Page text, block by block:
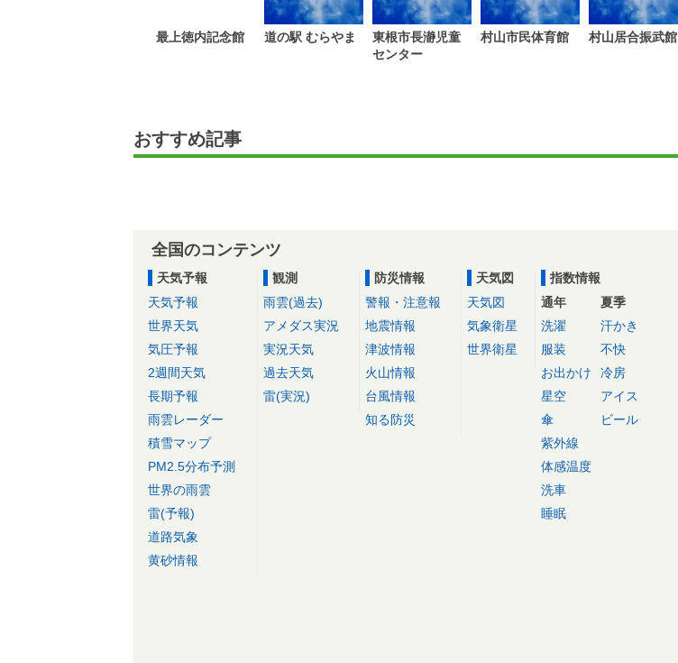
最上徳内記念館 道の駅 むらやま
東根市長瀞児童
センター
村山市民体育館 村山居合振武館
おすすめ記事
全国のコンテンツ
天気予報
天気予報
世界天気
気圧予報
2週間天気
長期予報
雨雲レーダー
積雪マップ
PM2.5分布予測
世界の雨雲
雷(予報)
道路気象
黄砂情報
観測
雨雲(過去)
アメダス実況
実況天気
過去天気
雷(実況)
防災情報
警報・注意報
地震情報
津波情報
火山情報
台風情報
知る防災
天気図
天気図
気象衛星
世界衛星
指数情報
通年
洗濯
服装
お出かけ
星空
傘
紫外線
体感温度
洗車
睡眠
夏季
汗かき
不快
冷房
アイス
ビール